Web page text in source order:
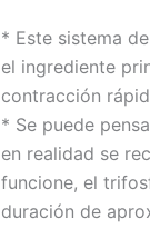
* Este sistema
el ingrediente
contracción
* Se puede
en realidad se
funcione, el
duración de